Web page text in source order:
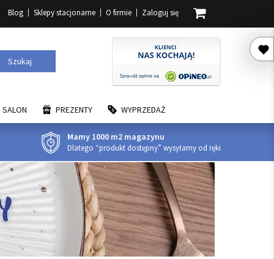
Blog Sklepy stacjonarne O firmie Zaloguj się
Szukaj
SALON PREZENTY WYPRZEDAŻ
Mamy 1000 m2 magazynu
Dlatego “produkt dostępny” wysyłamy od ręki